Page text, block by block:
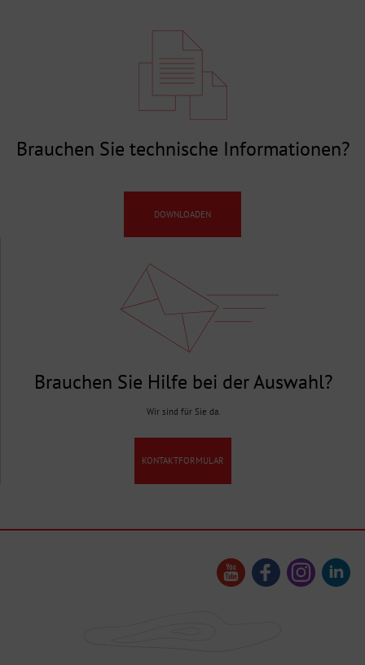
Brauchen Sie technische Informationen?
DOWNLOADEN
Brauchen Sie Hilfe bei der Auswahl?
Wir sind für Sie da.
KONTAKTFORMULAR